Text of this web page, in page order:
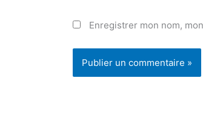
Enregistrer mon nom,